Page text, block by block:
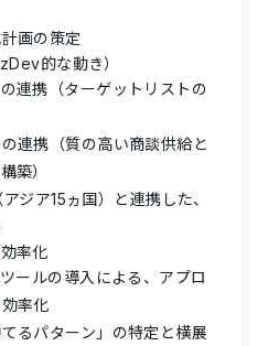
画の策定
的な動き）
連携（ターゲットリストの
連携（質の高い商談供給と
築）
ジア15ヵ国）と連携した、
率化
ールの導入による、アプロ
率化
るパターン」の特定と横展